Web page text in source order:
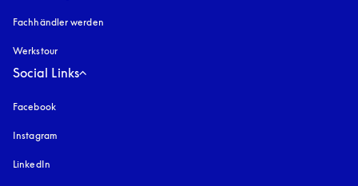
Fachhändler werden
Werkstour
Social Links
Facebook
Instagram
LinkedIn